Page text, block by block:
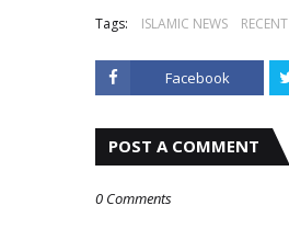
Tags: ISLAMIC NEWS RECENT
Facebook
POST A COMMENT
0 Comments